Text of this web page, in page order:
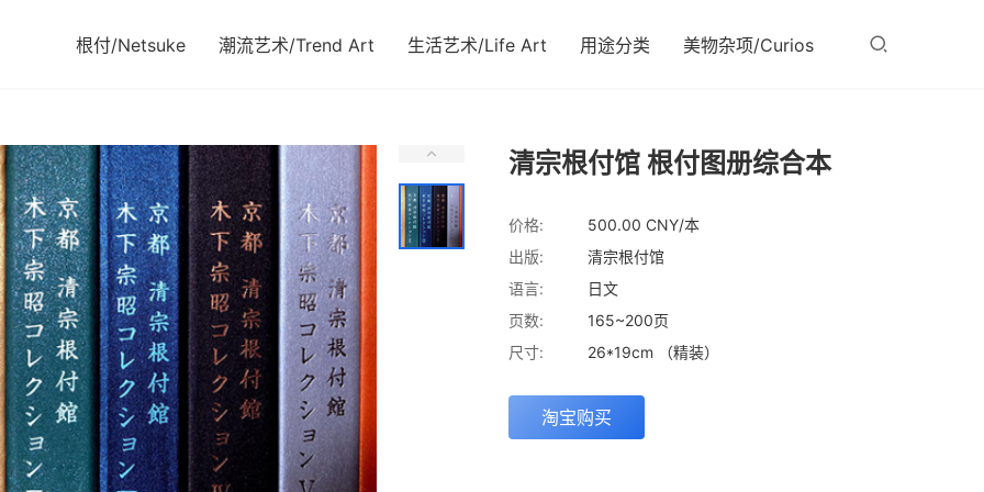
根付/Netsuke 潮流艺术/Trend Art 生活艺术/Life Art 用途分类 美物杂项/Curios
清宗根付馆 根付图册综合本
价格:
500.00 CNY/本
出版:
清宗根付馆
语言:
日文
页数:
165~200页
尺寸:
26*19cm （精装）
淘宝购买